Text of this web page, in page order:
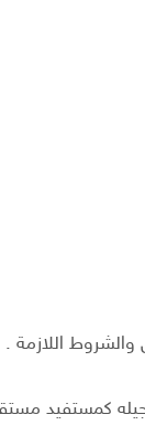
اللازمة .
عمر المستفيد يتراوح بين 18 – 24 عام